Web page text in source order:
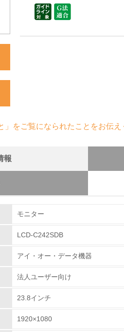
をご覧になられたことをお伝え
報
チェック項目
モニター
LCD-C242SDB
アイ・オー・データ機器
法人ユーザー向け
23.8インチ
1920×1080